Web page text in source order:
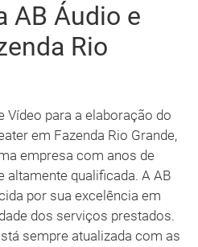
AB Áudio e
Rio
Vídeo para a elaboração do
em Fazenda Rio Grande,
empresa com anos de
altamente qualificada. A AB
por sua excelência em
dos serviços prestados.
sempre atualizada com as